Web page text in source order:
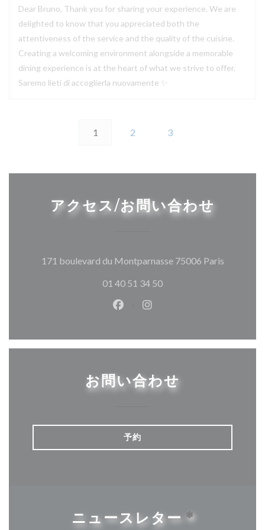
Dear Bruno, Thank you for sharing your experience. We are
delighted to know that you appreciated both the
attentiveness of the service and the quality of the cuisine.
Creating a welcoming environment alongside a memorable
dining experience is at the heart of what we strive to offer.
Saremo lieti di accoglierla nuovamente ✨
1 2 3
アクセス/お問い合わせ
171 boulevard du Montparnasse 75006 Paris((新しい
01 40 51 34 50
Facebook ((新しいウィンドウ
Instagram ((新しいウィ
お問い合わせ
予約
ニュースレター *